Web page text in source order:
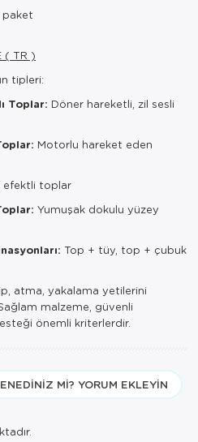
paket
( TR )
tipleri:
Toplar: Döner hareketli, zil sesli
Motorlu hareket eden
efektli toplar
Yumuşak dokulu yüzey
Top + tüy, top + çubuk
atma, yakalama yetilerini
malzeme, güvenli
önemli kriterlerdir.
MI? YORUM EKLEYIN